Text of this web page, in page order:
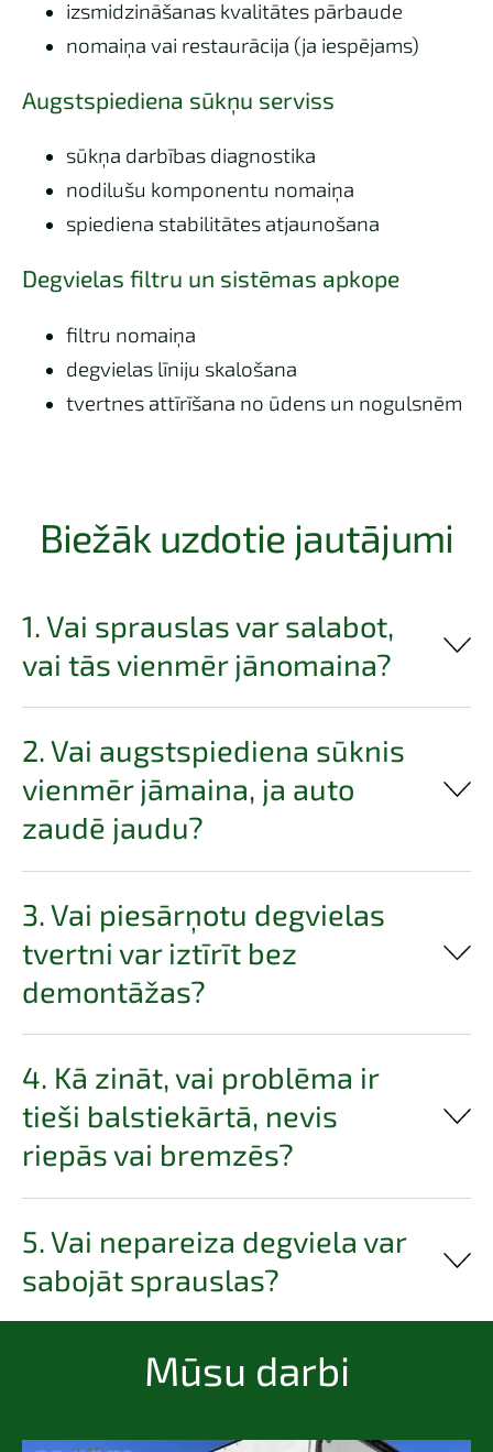
izsmidzināšanas kvalitātes pārbaude
nomaiņa vai restaurācija (ja iespējams)
Augstspiediena sūkņu serviss
sūkņa darbības diagnostika
nodilušu komponentu nomaiņa
spiediena stabilitātes atjaunošana
Degvielas filtru un sistēmas apkope
filtru nomaiņa
degvielas līniju skalošana
tvertnes attīrīšana no ūdens un nogulsnēm
Biežāk uzdotie jautājumi
1. Vai sprauslas var salabot,
vai tās vienmēr jānomaina?
2. Vai augstspiediena sūknis
vienmēr jāmaina, ja auto
zaudē jaudu?
3. Vai piesārņotu degvielas
tvertni var iztīrīt bez
demontāžas?
4. Kā zināt, vai problēma ir
tieši balstiekārtā, nevis
riepās vai bremzēs?
5. Vai nepareiza degviela var
sabojāt sprauslas?
Mūsu darbi